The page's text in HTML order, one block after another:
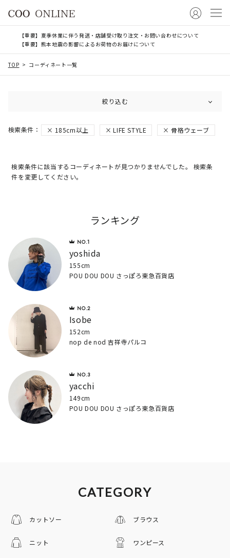
【重要】夏季休業に伴う発送・店舗受け取り注文・お問い合わせについて
【重要】熊本地震の影響によるお荷物のお届けについて
TOP コーディネート一覧
絞り込む
185cm以上 LIFE STYLE 骨格ウェーブ
検索条件に該当するコーディネートが見つかりませんでした。 検索条
件を変更してください。
ランキング
yoshida
155cm
POU DOU DOU さっぽろ東急百貨店
Isobe
152cm
nop de nod 吉祥寺パルコ
yacchi
149cm
POU DOU DOU さっぽろ東急百貨店
CATEGORY
カットソー ブラウス
ニット ワンピース